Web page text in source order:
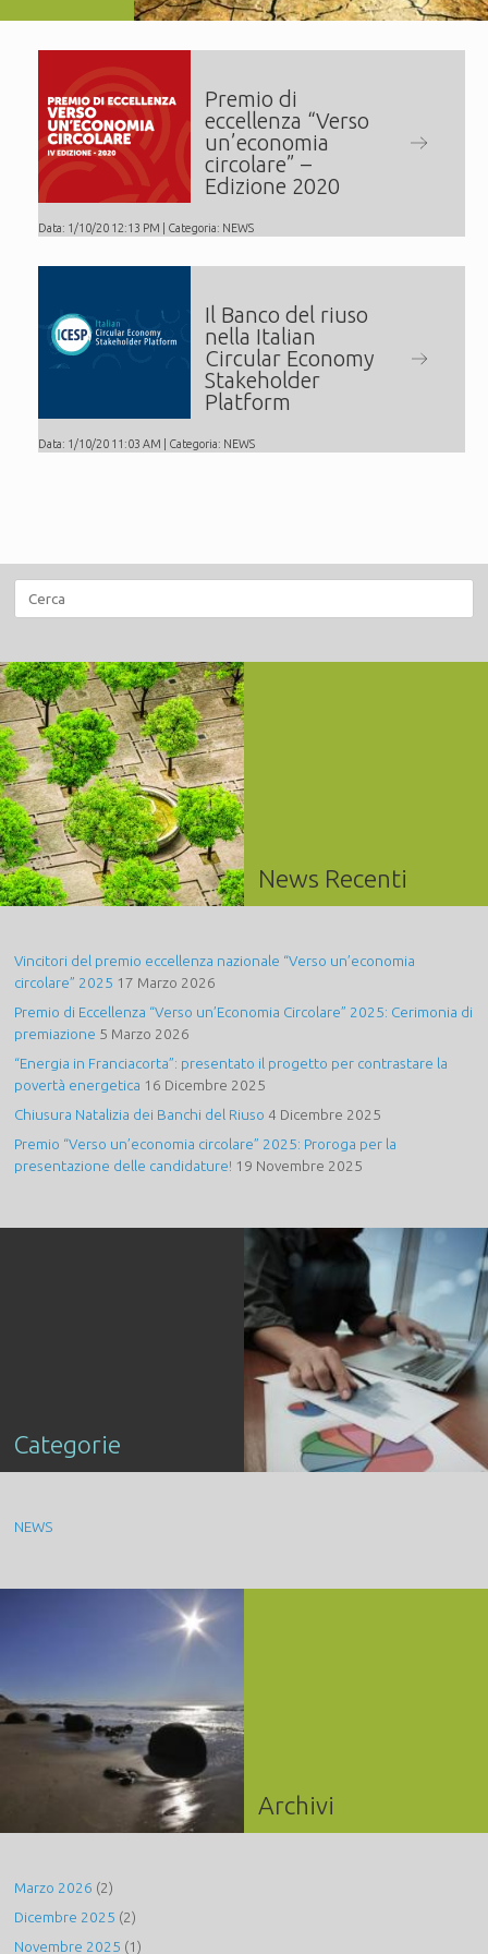
Premio di
eccellenza “Verso
un’economia
circolare” –
Edizione 2020
Data: 1/10/20 12:13 PM | Categoria: NEWS
Il Banco del riuso
nella Italian
Circular Economy
Stakeholder
Platform
Data: 1/10/20 11:03 AM | Categoria: NEWS
News Recenti
Vincitori del premio eccellenza nazionale “Verso un’economia
circolare” 2025 17 Marzo 2026
Premio di Eccellenza “Verso un’Economia Circolare” 2025: Cerimonia di
premiazione 5 Marzo 2026
“Energia in Franciacorta”: presentato il progetto per contrastare la
povertà energetica 16 Dicembre 2025
Chiusura Natalizia dei Banchi del Riuso 4 Dicembre 2025
Premio “Verso un’economia circolare” 2025: Proroga per la
presentazione delle candidature! 19 Novembre 2025
Categorie
NEWS
Archivi
Marzo 2026 (2)
Dicembre 2025 (2)
Novembre 2025 (1)